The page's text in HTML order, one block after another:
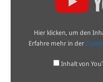
Kazakhstan“Hier klicken, um den
Erfahre mehr in der
Inhalt von